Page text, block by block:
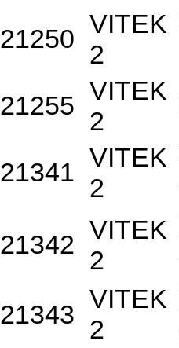
21250 VITEK
2
21255 VITEK
2
21341 VITEK
2
21342 VITEK
2
21343
VITEK
2